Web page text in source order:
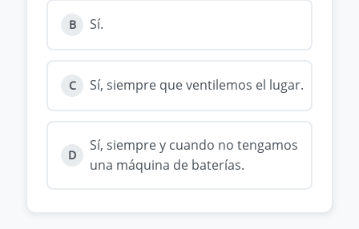
B Sí.
C Sí, siempre que ventilemos el lugar.
D
Sí, siempre y cuando no tengamos
una máquina de baterías.